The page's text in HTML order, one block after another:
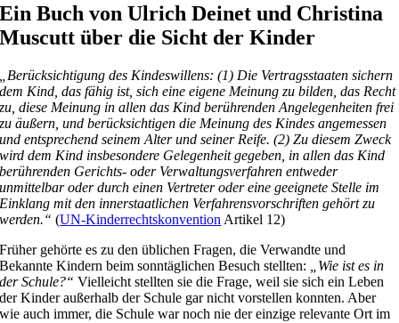
Ein Buch von Ulrich Deinet und Christina
Muscutt über die Sicht der Kinder
„Berücksichtigung des Kindeswillens: (1) Die Vertragsstaaten sichern
dem Kind, das fähig ist, sich eine eigene Meinung zu bilden, das Recht
zu, diese Meinung in allen das Kind berührenden Angelegenheiten frei
zu äußern, und berücksichtigen die Meinung des Kindes angemessen
und entsprechend seinem Alter und seiner Reife. (2) Zu diesem Zweck
wird dem Kind insbesondere Gelegenheit gegeben, in allen das Kind
berührenden Gerichts- oder Verwaltungsverfahren entweder
unmittelbar oder durch einen Vertreter oder eine geeignete Stelle im
Einklang mit den innerstaatlichen Verfahrensvorschriften gehört zu
werden.“(UN-Kinderrechtskonvention Artikel 12)
Früher gehörte es zu den üblichen Fragen, die Verwandte und
Bekannte Kindern beim sonntäglichen Besuch stellten:
„Wie ist es in
der Schule?“ Vielleicht stellten sie die Frage, weil sie sich ein Leben
der Kinder außerhalb der Schule gar nicht vorstellen konnten. Aber
wie auch immer, die Schule war noch nie der einzige relevante Ort im